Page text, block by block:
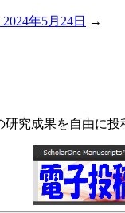
年5月24日 →
研究成果を自由に